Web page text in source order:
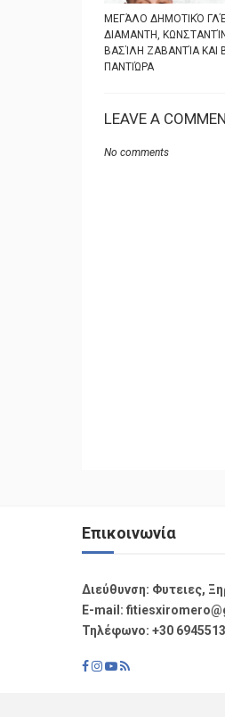
ΜΕΓΆΛΟ ΔΗΜΟΤΙΚΌ
ΔΙΑΜΑΝΤΗ,
ΒΑΣΊΛΗ ΖΑΒΑΝΤΊΑ ΚΑΙ
ΠΑΝΤΙΏΡΑ
LEAVE A
No comments
Επικοινωνία
Διεύθυνση: Φυτειες,
Ε-mail:
Τηλέφωνο: +30